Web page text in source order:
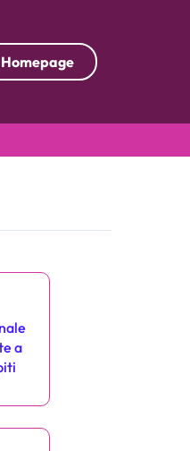
Homepage
a